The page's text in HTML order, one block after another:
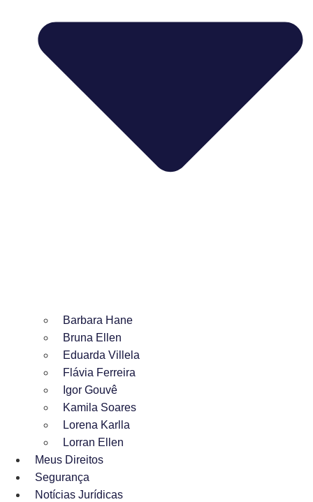
Barbara Hane
Bruna Ellen
Eduarda Villela
Flávia Ferreira
Igor Gouvê
Kamila Soares
Lorena Karlla
Lorran Ellen
Meus Direitos
Segurança
Notícias Jurídicas